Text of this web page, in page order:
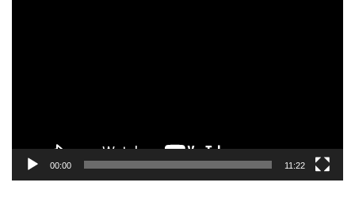
00:00 11:22